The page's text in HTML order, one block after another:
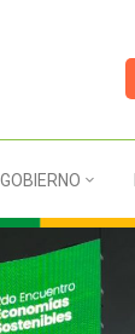
GOBIERNO